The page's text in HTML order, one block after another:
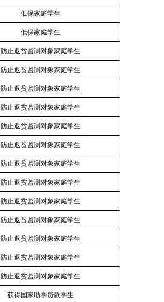
低保家庭学生
低保家庭学生
防止返贫监测对象家庭学生
防止返贫监测对象家庭学生
防止返贫监测对象家庭学生
防止返贫监测对象家庭学生
防止返贫监测对象家庭学生
防止返贫监测对象家庭学生
防止返贫监测对象家庭学生
防止返贫监测对象家庭学生
防止返贫监测对象家庭学生
防止返贫监测对象家庭学生
防止返贫监测对象家庭学生
防止返贫监测对象家庭学生
防止返贫监测对象家庭学生
获得国家助学贷款学生